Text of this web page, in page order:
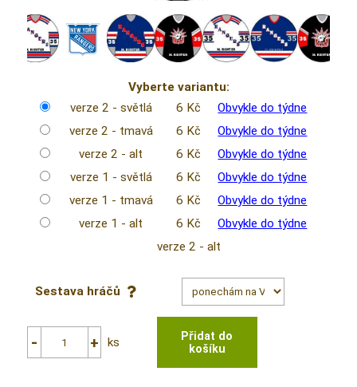
Vyberte variantu:
verze 2 - světlá
6 Kč
Obvykle do týdne
verze 2 - tmavá
6 Kč
Obvykle do týdne
verze 2 - alt
6 Kč
Obvykle do týdne
verze 1 - světlá
6 Kč
Obvykle do týdne
verze 1 - tmavá
6 Kč
Obvykle do týdne
verze 1 - alt
6 Kč
Obvykle do týdne
verze 2 - alt
Sestava hráčů
ks